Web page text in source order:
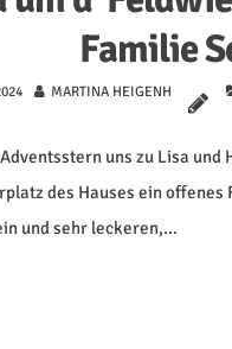
Familie
MARTINA HEIGENHAUSER
uns zu Lisa und
des Hauses ein
und sehr leckeren,…